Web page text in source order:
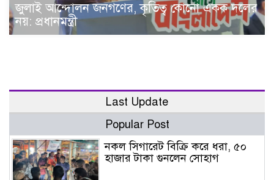
জুলাই আন্দোলন জনগণের, কৃতিত্ব কোনো একক দলের
নয়: প্রধানমন্ত্রী
Last Update
Popular Post
নকল সিগারেট বিক্রি করে ধরা, ৫০
হাজার টাকা গুনলেন সোহাগ